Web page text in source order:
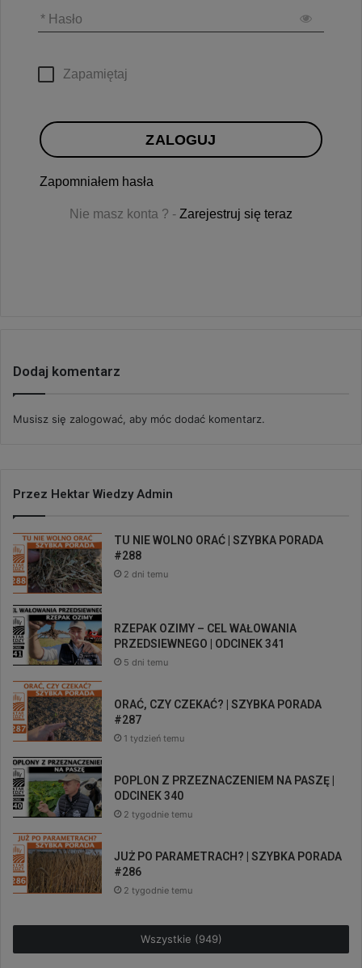
* Hasło
Zapamiętaj
ZALOGUJ
Zapomniałem hasła
Nie masz konta ? - Zarejestruj się teraz
Dodaj komentarz
Musisz się zalogować, aby móc dodać komentarz.
Przez Hektar Wiedzy Admin
TU NIE WOLNO ORAĆ | SZYBKA PORADA
#288
2 dni temu
RZEPAK OZIMY – CEL WAŁOWANIA
PRZEDSIEWNEGO | ODCINEK 341
5 dni temu
ORAĆ, CZY CZEKAĆ? | SZYBKA PORADA
#287
1 tydzień temu
POPLON Z PRZEZNACZENIEM NA PASZĘ |
ODCINEK 340
2 tygodnie temu
JUŻ PO PARAMETRACH? | SZYBKA PORADA
#286
2 tygodnie temu
Wszystkie (949)